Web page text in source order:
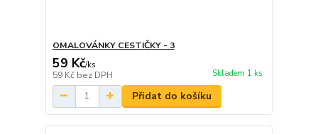
OMALOVÁNKY CESTIČKY - 3
59 Kč/ks
59 Kč bez DPH Skladem 1 ks
Přidat do košíku